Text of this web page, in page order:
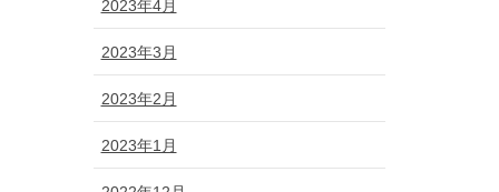
2023年4月
2023年3月
2023年2月
2023年1月